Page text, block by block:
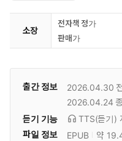
소장
전자책 정가
판매가
출간 정보 2026.04.30
2026.04.24
듣기 기능
TTS(듣기)
파일 정보
EPUB 약